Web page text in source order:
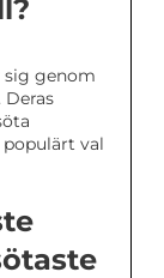
sig genom
val